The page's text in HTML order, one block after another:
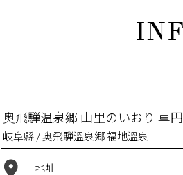
奥飛騨温泉郷 山里のいおり 草円
岐阜縣 / 奥飛騨溫泉郷 福地溫泉
地址